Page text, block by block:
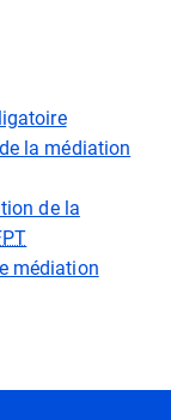
la médiation
de la
médiation